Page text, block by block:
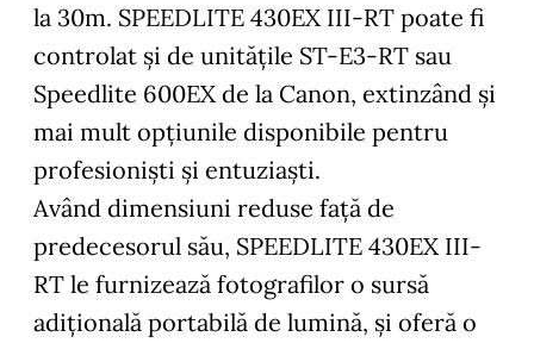
la 30m. SPEEDLITE 430EX III-RT poate fi
controlat și de unitățile ST-E3-RT sau
Speedlite 600EX de la Canon, extinzând și
mai mult opțiunile disponibile pentru
profesioniști și entuziaști.
Având dimensiuni reduse față de
predecesorul său, SPEEDLITE 430EX III-
RT le furnizează fotografilor o sursă
adițională portabilă de lumină, și oferă o